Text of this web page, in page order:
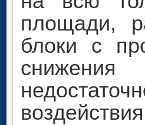
площади,
блоки с